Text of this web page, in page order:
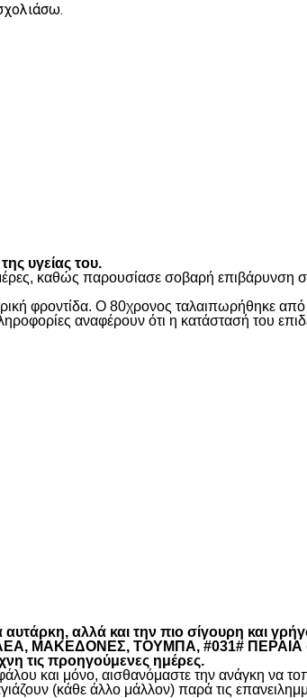
υγείας του.
καθώς παρουσίασε σοβαρή επιβάρυνση
φροντίδα. Ο 80χρονος ταλαιπωρήθηκε
αναφέρουν ότι η κατάστασή του
αλλά και την πιο σίγουρη και
ΜΑΚΕΔΟΝΕΣ, ΤΟΥΜΠΑ, #031#
τις προηγούμενες ημέρες.
και μόνο, αισθανόμαστε την ανάγκη να
(κάθε άλλο μάλλον) παρά τις